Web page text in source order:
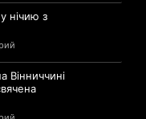
нічию з
Вінниччині